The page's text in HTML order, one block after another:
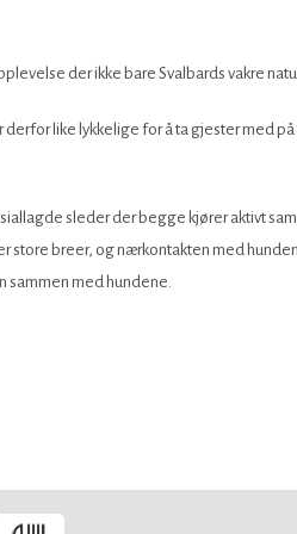
der ikke bare Svalbards vakre
derfor like lykkelige for å ta gjester med
sleder der begge kjører aktivt
store breer, og nærkontakten med
sammen med hundene.